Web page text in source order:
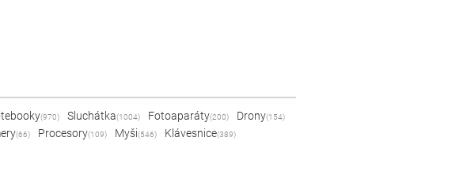
(970) Sluchátka(1004) Fotoaparáty(200) Drony(154)
(66) Procesory(109) Myši(546) Klávesnice(389)